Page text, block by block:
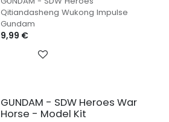
Qitiandasheng Wukong Impulse
Gundam
9,99 €
GUNDAM - SDW Heroes War
Horse - Model Kit